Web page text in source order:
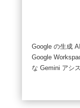
Google の生成
Google
な Gemini アシ